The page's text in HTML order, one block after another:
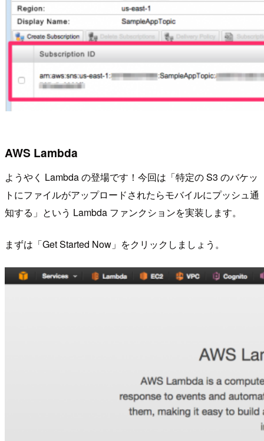
AWS Lambda
ようやく Lambda の登場です！今回は「特定の S3 のバケッ
トにファイルがアップロードされたらモバイルにプッシュ通
知する」という Lambda ファンクションを実装します。
まずは「Get Started Now」をクリックしましょう。